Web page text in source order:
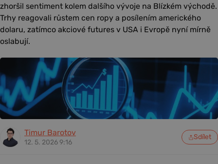
zhoršil sentiment kolem dalšího vývoje na Blízkém východě.
Trhy reagovali růstem cen ropy a posílením amerického
dolaru, zatímco akciové futures v USA i Evropě nyní mírně
oslabují.
Timur Barotov
12. 5. 2026 9:16
Sdílet